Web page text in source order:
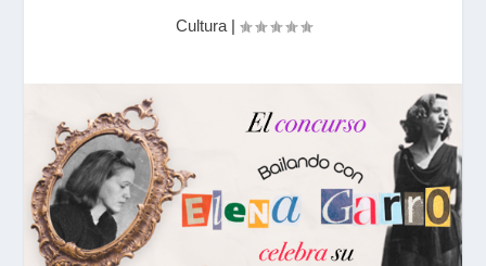
Cultura|